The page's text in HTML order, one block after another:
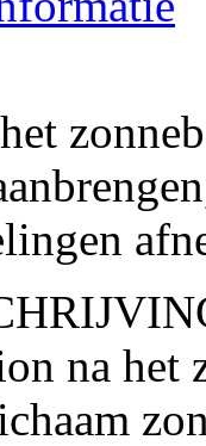
na het